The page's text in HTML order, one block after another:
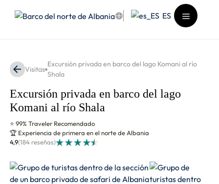
ES
Menú
Visitas
Excursión privada en barco del lago Komani al río
Shala
Excursión privada en barco del lago
Komani al río Shala
⭐ 99% Traveler Recomendado
🏆 Experiencia de primera en el norte de Albania
4,9(184 reseñas)